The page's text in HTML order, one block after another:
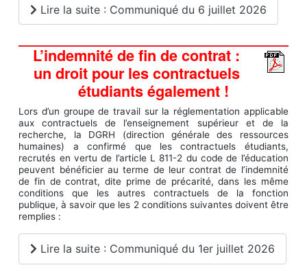
Lire la suite : Communiqué du 6 juillet 2026
L’indemnité de fin de contrat :
un droit pour les contractuels
étudiants également !
Lors d’un groupe de travail sur la réglementation applicable
aux contractuels de l’enseignement supérieur et de la
recherche, la DGRH (direction générale des ressources
humaines) a confirmé que les contractuels étudiants,
recrutés en vertu de l’article L 811-2 du code de l’éducation
peuvent bénéficier au terme de leur contrat de l’indemnité
de fin de contrat, dite prime de précarité, dans les même
conditions que les autres contractuels de la fonction
publique, à savoir que les 2 conditions suivantes doivent être
remplies :
Lire la suite : Communiqué du 1er juillet 2026